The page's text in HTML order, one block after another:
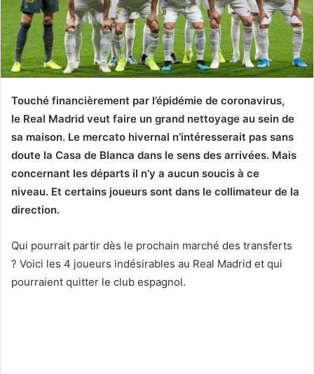
Touché financièrement par l’épidémie de coronavirus,
le Real Madrid veut faire un grand nettoyage au sein de
sa maison. Le mercato hivernal n’intéresserait pas sans
doute la Casa de Blanca dans le sens des arrivées. Mais
concernant les départs il n’y a aucun soucis à ce
niveau. Et certains joueurs sont dans le collimateur de la
direction.
Qui pourrait partir dès le prochain marché des transferts
? Voici les 4 joueurs indésirables au Real Madrid et qui
pourraient quitter le club espagnol.